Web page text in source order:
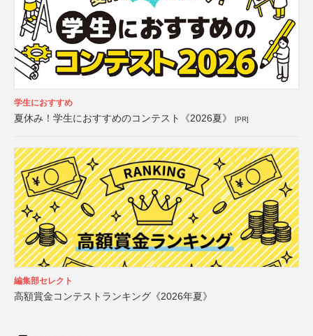
学生におすすめ
夏休み！学生におすすめのコンテスト《2026夏》 [PR]
編集部セレクト
高額賞金コンテストランキング《2026年夏》